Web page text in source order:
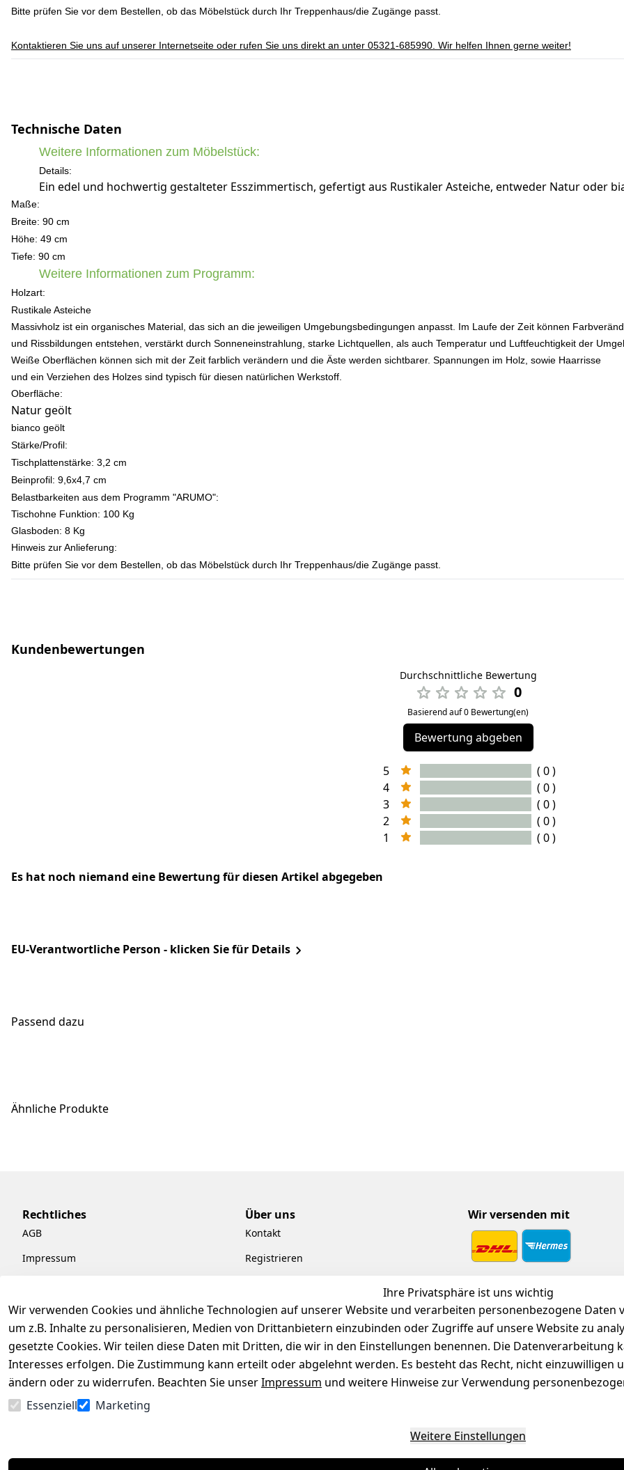
Bitte prüfen Sie vor dem Bestellen, ob das Möbelstück durch Ihr Treppenhaus/die Zugänge passt.
Kontaktieren Sie uns auf unserer Internetseite oder rufen Sie uns direkt an unter 05321-685990. Wir helfen Ihnen gerne weiter!
Technische Daten
Weitere Informationen zum Möbelstück:
Details:
Ein edel und hochwertig gestalteter Esszimmertisch, gefertigt aus Rustikaler Asteiche, entweder Natur oder
Maße:
Breite: 90 cm
Höhe: 49 cm
Tiefe: 90 cm
Weitere Informationen zum Programm:
Holzart:
Rustikale Asteiche
Massivholz ist ein organisches Material, das sich an die jeweiligen Umgebungsbedingungen anpasst. Im Laufe der Zeit können
und Rissbildungen entstehen, verstärkt durch Sonneneinstrahlung, starke Lichtquellen, als auch Temperatur und Luftfeuchtigkeit der
Weiße Oberflächen können sich mit der Zeit farblich verändern und die Äste werden sichtbarer. Spannungen im Holz, sowie Haarrisse
und ein Verziehen des Holzes sind typisch für diesen natürlichen Werkstoff.
Oberfläche:
Natur geölt
bianco geölt
Stärke/Profil:
Tischplattenstärke: 3,2 cm
Beinprofil: 9,6x4,7 cm
Belastbarkeiten aus dem Programm "ARUMO":
Tischohne Funktion: 100 Kg
Glasboden: 8 Kg
Hinweis zur Anlieferung:
Bitte prüfen Sie vor dem Bestellen, ob das Möbelstück durch Ihr Treppenhaus/die Zugänge passt.
Kundenbewertungen
Durchschnittliche Bewertung
0
Basierend auf 0 Bewertung(en)
Bewertung abgeben
5
( 0 )
4
( 0 )
3
( 0 )
2
( 0 )
1
( 0 )
Es hat noch niemand eine Bewertung für diesen Artikel abgegeben
EU-Verantwortliche Person - klicken Sie für Details
Passend dazu
Ähnliche Produkte
Ihre Privatsphäre ist uns wichtig
Wir verwenden Cookies und ähnliche Technologien auf unserer Website und verarbeiten personenbezogene Daten
um z.B. Inhalte zu personalisieren, Medien von Drittanbietern einzubinden oder Zugriffe auf unsere Website zu
gesetzte Cookies. Wir teilen diese Daten mit Dritten, die wir in den Einstellungen benennen. Die
Interesses erfolgen. Die Zustimmung kann erteilt oder abgelehnt werden. Es besteht das Recht, nicht einzuwilligen
ändern oder zu widerrufen. Beachten Sie unserImpressum und weitere Hinweise zur Verwendung
Essenziell
Marketing
Weitere Einstellungen
Rechtliches
AGB
Impressum
Barrierefreiheitserklärung
Widerrufsrecht
Über uns
Kontakt
Registrieren
Pflege & Kundendienst
Kiefermöbel
Hilfe
Wir versenden mit